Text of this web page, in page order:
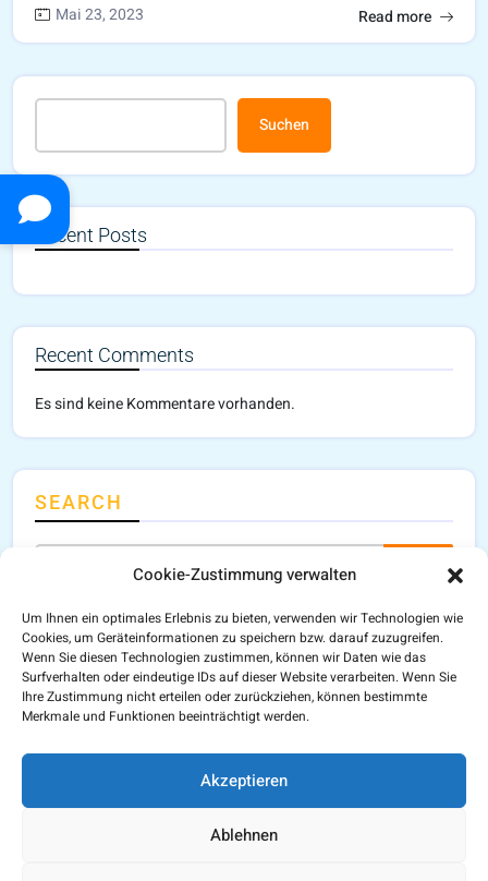
Cookie-Zustimmung verwalten
Um Ihnen ein optimales Erlebnis zu bieten, verwenden wir Technologien wie
Cookies, um Geräteinformationen zu speichern bzw. darauf zuzugreifen.
Wenn Sie diesen Technologien zustimmen, können wir Daten wie das
Surfverhalten oder eindeutige IDs auf dieser Website verarbeiten. Wenn Sie
Ihre Zustimmung nicht erteilen oder zurückziehen, können bestimmte
Merkmale und Funktionen beeinträchtigt werden.
Akzeptieren
Ablehnen
Mai 23, 2023 Read more
Suchen
Recent Posts
Recent Comments
Es sind keine Kommentare vorhanden.
SEARCH
CATEGORIES